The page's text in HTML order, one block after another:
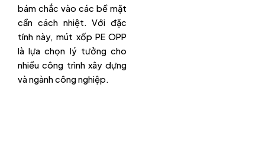
bám chắc vào các bề mặt
cần cách nhiệt. Với đặc
tính này, mút xốp PE OPP
là lựa chọn lý tưởng cho
nhiều công trình xây dựng
và ngành công nghiệp.